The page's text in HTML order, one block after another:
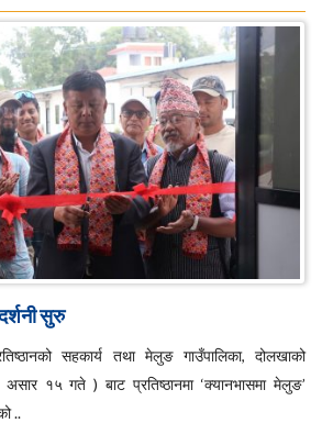
सुरु
सहकार्य तथा मेलुङ गाउँपालिका, दोलखाको
१५ गते ) बाट प्रतिष्ठानमा ‘क्यानभासमा मेलुङ’
..